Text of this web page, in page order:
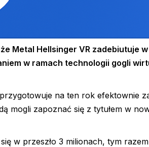
Metal Hellsinger VR zadebiutuje
w ramach technologii gogli
na ten rok efektownie
mogli zapoznać się z tytułem w
w przeszło 3 milionach, tym